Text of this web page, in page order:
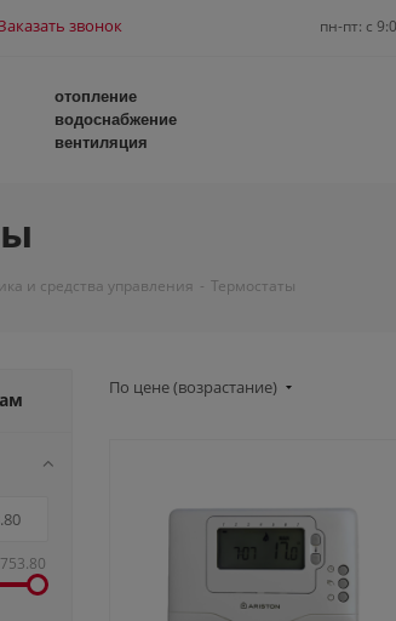
звонок пн-пт: c
отопление
водоснабжение
вентиляция
и средства управления - Термостаты
По цене (возрастание)